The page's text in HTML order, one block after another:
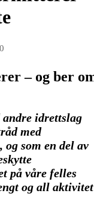
– og ber
idrettslag
med
som en del av
på våre felles
og all aktivitet